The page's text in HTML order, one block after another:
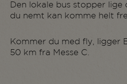
Den lokale bus stopper lige
du nemt kan komme helt
Kommer du med fly, ligger
50 km fra Messe C.